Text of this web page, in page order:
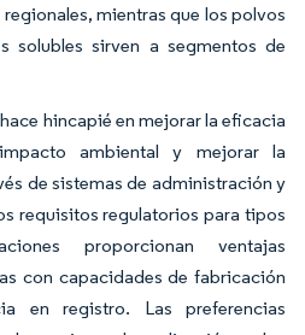
mientras que los polvos
solubles sirven a segmentos de
hincapié en mejorar la eficacia
ambiental y mejorar la
de sistemas de administración y
requisitos regulatorios para tipos
proporcionan ventajas
con capacidades de fabricación
en registro. Las preferencias